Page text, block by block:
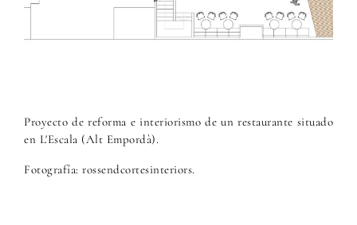
Proyecto de reforma e interiorismo de un restaurante situado
en L'Escala (Alt Empordà).
Fotografía: rossendcortesinteriors.